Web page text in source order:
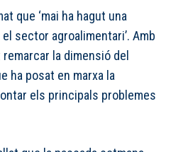
que ‘mai ha hagut una
sector agroalimentari’. Amb
la dimensió del
ha posat en marxa la
els principals problemes